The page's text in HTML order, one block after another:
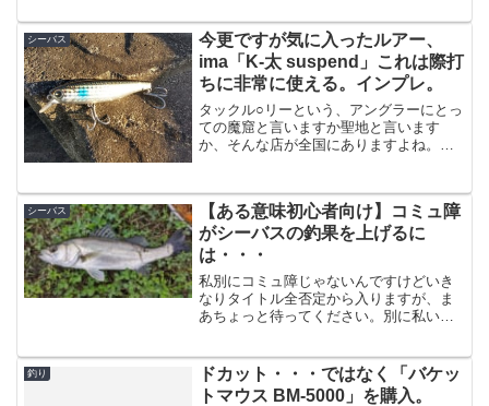
シーバス
今更ですが気に入ったルアー、
ima「K-太 suspend」これは際打
ちに非常に使える。インプレ。
タックル○リーという、アングラーにとっ
ての魔窟と言いますか聖地と言います
か、そんな店が全国にありますよね。当
で、店を出たら4000円使ってた恐ろしい
ぜタック○ベリー、、、...
シーバス
【ある意味初心者向け】コミュ障
がシーバスの釣果を上げるに
は・・・
私別にコミュ障じゃないんですけどいき
なりタイトル全否定から入りますが、ま
あちょっと待ってください。別に私いわ
いのです。たまに釣り場で情報交換させ
て頂くことはあるんですが...
釣り
ドカット・・・ではなく「バケッ
トマウス BM-5000」を購入。